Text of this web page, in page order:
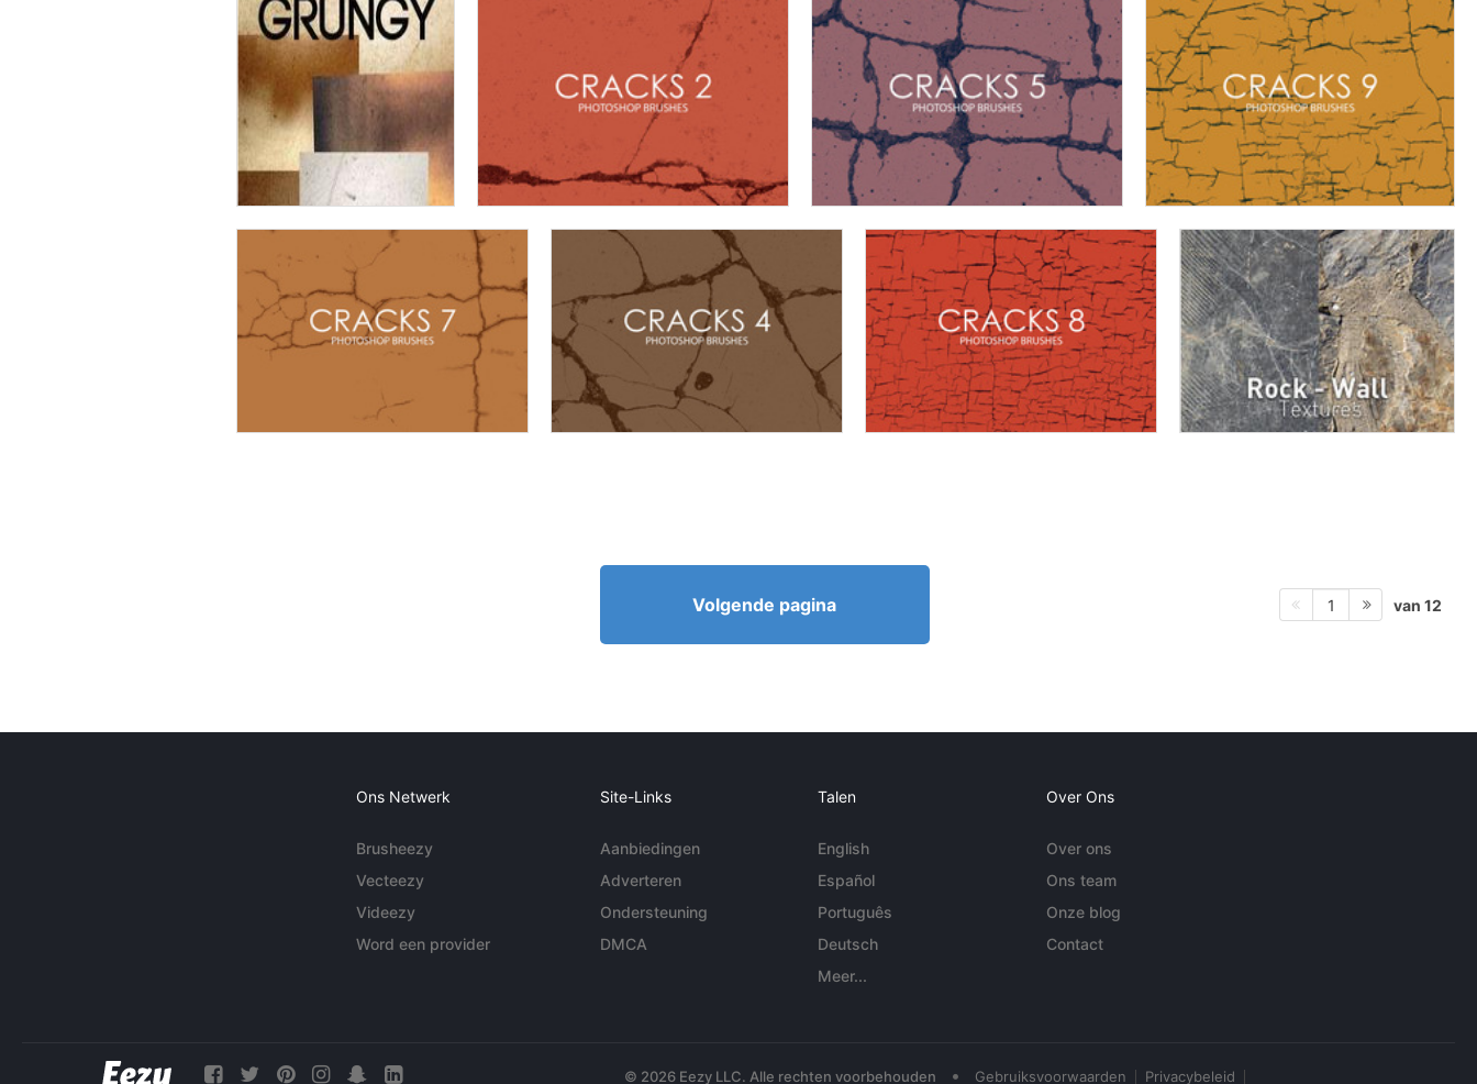
Volgende pagina 1 van 12
Ons Netwerk
Brusheezy
Vecteezy
Videezy
Word een provider
Site-Links
Aanbiedingen
Adverteren
Ondersteuning
DMCA
Talen
English
Español
Português
Deutsch
Meer...
Over Ons
Over ons
Ons team
Onze blog
Contact
© 2026 Eezy LLC. Alle rechten voorbehouden • Gebruiksvoorwaarden Privacybeleid